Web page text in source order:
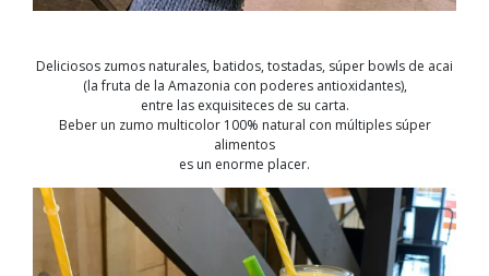
Deliciosos zumos naturales, batidos, tostadas, súper bowls de acai
(la fruta de la Amazonia con poderes antioxidantes),
entre las exquisiteces de su carta.
Beber un zumo multicolor 100% natural con múltiples súper
alimentos
es un enorme placer.